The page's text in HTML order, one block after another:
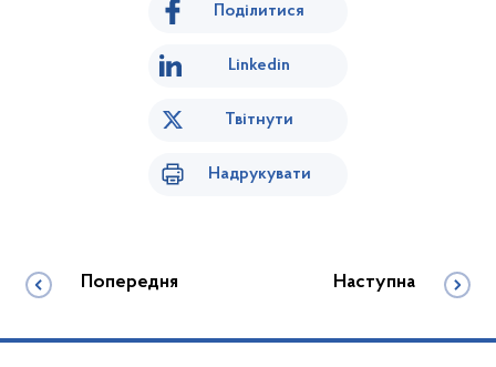
Поділитися
Linkedin
Твітнути
Надрукувати
Попередня Наступна